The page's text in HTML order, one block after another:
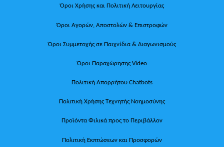
Όροι Χρήσης και Πολιτική Λειτουργίας
Όροι Αγορών, Αποστολών & Επιστροφών
Όροι Συμμετοχής σε Παιχνίδια & Διαγωνισμούς
Όροι Παραχώρησης Video
Πολιτική Απορρήτου Chatbots
Πολιτική Χρήσης Τεχνητής Νοημοσύνης
Προϊόντα Φιλικά προς το Περιβάλλον
Πολιτική Εκπτώσεων και Προσφορών